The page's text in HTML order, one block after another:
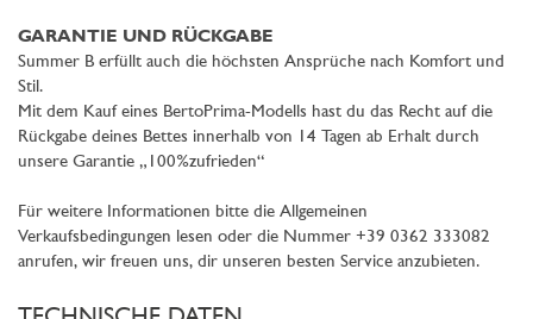
GARANTIE UND RÜCKGABE
Summer B erfüllt auch die höchsten Ansprüche nach Komfort und
Stil.
Mit dem Kauf eines BertoPrima-Modells hast du das Recht auf die
Rückgabe deines Bettes innerhalb von 14 Tagen ab Erhalt durch
unsere Garantie „100%zufrieden“
Für weitere Informationen bitte die Allgemeinen
Verkaufsbedingungen lesen oder die Nummer +39 0362 333082
anrufen, wir freuen uns, dir unseren besten Service anzubieten.